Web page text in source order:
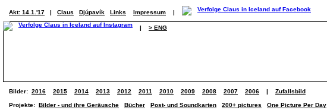
Akt: 14.1.'17 | Claus Djúpavík Links Impressum |
| > ENG
Bilder: 2016 2015 2014 2013 2012 2011 2010 2009 2008 2007 2006 | Zufallsbild
Projekte: Bilder - und ihre Geräusche Bücher Post- und Soundkarten 200+ pictures One Picture Per Day